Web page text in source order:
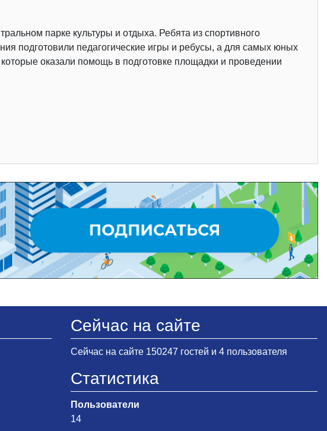
парке культуры и отдыха. Ребята из спортивного
подготовили педагогические игры и ребусы, а для самых юных
оказали помощь в подготовке площадки и проведении
Сейчас на сайте
Сейчас на сайте 150247 гостей и 4 пользователя
Статистика
Пользователи
14